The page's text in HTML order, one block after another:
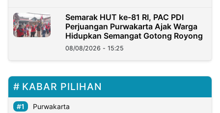
Semarak HUT ke-81 RI, PAC PDI
Perjuangan Purwakarta Ajak Warga
Hidupkan Semangat Gotong Royong
08/08/2026 - 15:25
KABAR PILIHAN
Purwakarta